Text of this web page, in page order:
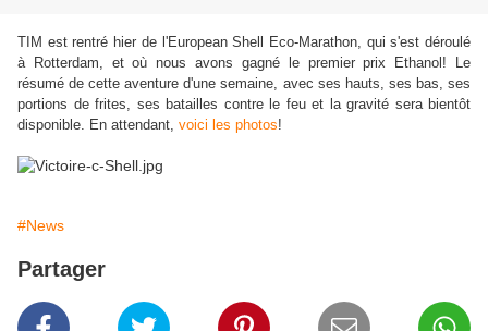
TIM est rentré hier de l'European Shell Eco-Marathon, qui s'est déroulé
à Rotterdam, et où nous avons gagné le premier prix Ethanol! Le
résumé de cette aventure d'une semaine, avec ses hauts, ses bas, ses
portions de frites, ses batailles contre le feu et la gravité sera bientôt
disponible. En attendant, voici les photos!
#News
Partager